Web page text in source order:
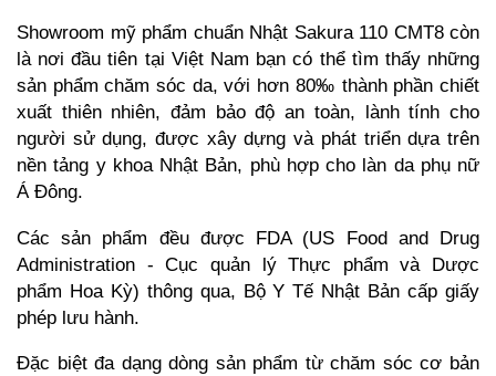
Showroom mỹ phẩm chuẩn Nhật Sakura 110 CMT8 còn
là nơi đầu tiên tại Việt Nam bạn có thể tìm thấy những
sản phẩm chăm sóc da, với hơn 80‰ thành phần chiết
xuất thiên nhiên, đảm bảo độ an toàn, lành tính cho
người sử dụng, được xây dựng và phát triển dựa trên
nền tảng y khoa Nhật Bản, phù hợp cho làn da phụ nữ
Á Đông.
Các sản phẩm đều được FDA (US Food and Drug
Administration - Cục quản lý Thực phẩm và Dược
phẩm Hoa Kỳ) thông qua, Bộ Y Tế Nhật Bản cấp giấy
phép lưu hành.
Đặc biệt đa dạng dòng sản phẩm từ chăm sóc cơ bản